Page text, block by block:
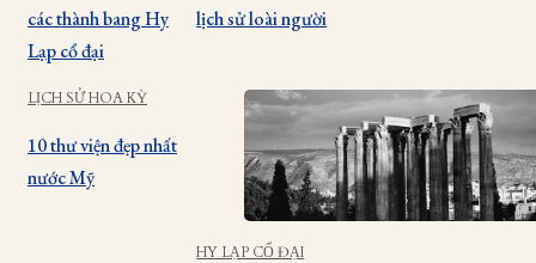
các thành bang Hy
Lạp cổ đại
lịch sử loài người
LỊCH SỬ HOA KỲ
10 thư viện đẹp nhất
nước Mỹ
HY LẠP CỔ ĐẠI